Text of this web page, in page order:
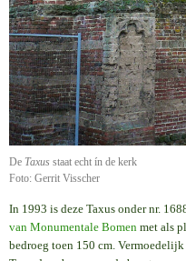
De Taxus staat echt ín de kerk
Foto: Gerrit Visscher
In 1993 is deze Taxus onder nr.
van Monumentale Bomen met als
bedroeg toen 150 cm.